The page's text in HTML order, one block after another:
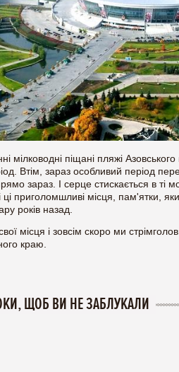
мілководні піщані пляжі
Втім, зараз особливий період
зараз. І серце стискається в ті
ці приголомшливі місця, пам'ятки,
років назад.
місця і зовсім скоро ми
краю.
ЩОБ ВИ НЕ ЗАБЛУКАЛИ